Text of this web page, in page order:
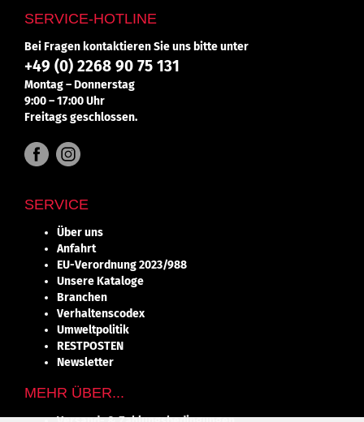
SERVICE-HOTLINE
Bei Fragen kontaktieren Sie uns bitte unter
+49 (0) 2268 90 75 131
Montag – Donnerstag
9:00 – 17:00 Uhr
Freitags geschlossen.
SERVICE
Über uns
Anfahrt
EU-Verordnung 2023/988
Unsere Kataloge
Branchen
Verhaltenscodex
Umweltpolitik
RESTPOSTEN
Newsletter
MEHR ÜBER...